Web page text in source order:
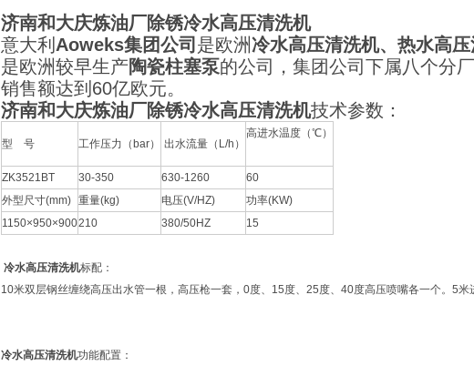
济南和大庆炼油厂除锈冷水高压清洗机
意大利 Aoweks集团公司 是欧洲冷水高压清洗机、热水高
是欧洲较早生产陶瓷柱塞泵的公司，集团公司下属八个分
销售额达到60亿欧元。
济南和大庆炼油厂除锈冷水高压清洗机技术参数：
型 号 工作压力（bar） 出水流量（L/h）
高进水温度（℃）
ZK3521BT 30-350 630-1260
60
外型尺寸(mm) 重量(kg) 电压(V/HZ)
功率(KW)
1150×950×900210 380/50HZ 15
冷水高压清洗机标配：
10米双层钢丝缠绕高压出水管一根，高压枪一套，0度、15度、25度、40度高压喷嘴各一个。5米
冷水高压清洗机功能配置：